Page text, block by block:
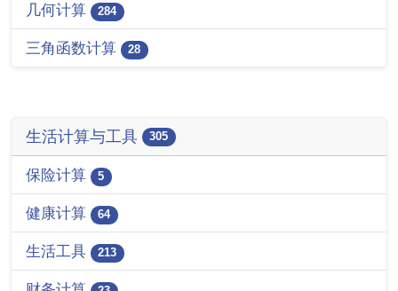
几何计算 284
三角函数计算 28
生活计算与工具 305
保险计算 5
健康计算 64
生活工具 213